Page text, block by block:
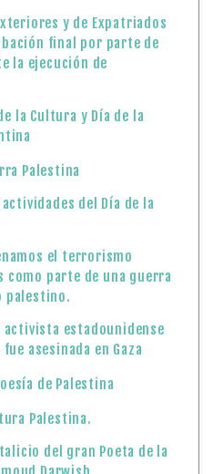
y de Expatriados
final por parte de
la ejecución de
la Cultura y Día de la
Palestina
del Día de la
el terrorismo
como parte de una guerra
palestino.
activista estadounidense
asesinada en Gaza
de Palestina
Palestina.
del gran Poeta de la